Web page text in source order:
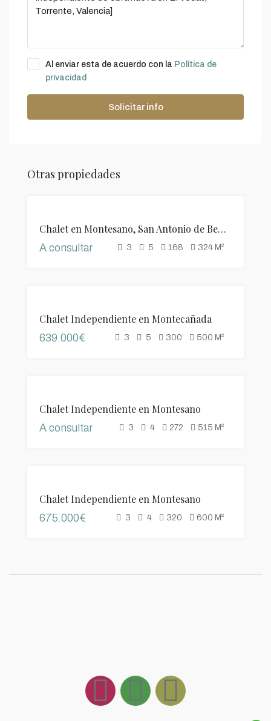
Al enviar esta de acuerdo con la Política de
privacidad
Solicitar info
Otras propiedades
Chalet en Montesano, San Antonio de Benageber
A consultar 3 5 168 324 M²
Chalet Independiente en Montecañada
639.000€ 3 5 300 500 M²
Chalet Independiente en Montesano
A consultar 3 4 272 515 M²
Chalet Independiente en Montesano
675.000€ 3 4 320 600 M²